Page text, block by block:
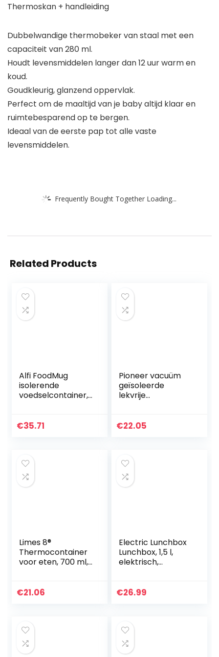
Thermoskan + handleiding
Dubbelwandige thermobeker van staal met een
capaciteit van 280 ml.
Houdt levensmiddelen langer dan 12 uur warm en
koud.
Goudkleurig, glanzend oppervlak.
Perfect om de maaltijd van je baby altijd klaar en
ruimtebesparend op te bergen.
Ideaal van de eerste pap tot alle vaste
levensmiddelen.
Frequently Bought Together Loading...
Related Products
Alfi FoodMug
isolerende
voedselcontainer,
0,35 liter
€35.71
Pioneer vacuüm
geïsoleerde
lekvrije
warm 24 uur koud,
€22.05
Limes 8®
Thermocontainer
voor eten, 700 ml,
thermolunchbox
soepen, muesli to
go,
voedselcontainer
€21.06
Electric Lunchbox
Lunchbox, 1,5 l,
elektrisch,
W, warmhoudkom
€26.99